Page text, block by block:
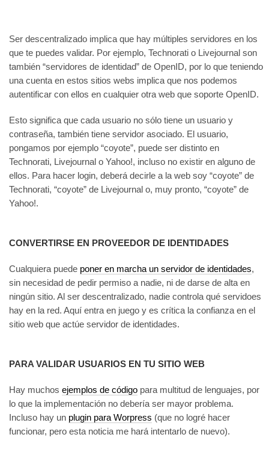
Ser descentralizado implica que hay múltiples servidores en los
que te puedes validar. Por ejemplo, Technorati o Livejournal son
también “servidores de identidad” de OpenID, por lo que teniendo
una cuenta en estos sitios webs implica que nos podemos
autentificar con ellos en cualquier otra web que soporte OpenID.
Esto significa que cada usuario no sólo tiene un usuario y
contraseña, también tiene servidor asociado. El usuario,
pongamos por ejemplo “coyote”, puede ser distinto en
Technorati, Livejournal o Yahoo!, incluso no existir en alguno de
ellos. Para hacer login, deberá decirle a la web soy “coyote” de
Technorati, “coyote” de Livejournal o, muy pronto, “coyote” de
Yahoo!.
CONVERTIRSE EN PROVEEDOR DE IDENTIDADES
Cualquiera puede poner en marcha un servidor de identidades,
sin necesidad de pedir permiso a nadie, ni de darse de alta en
ningún sitio. Al ser descentralizado, nadie controla qué servidoes
hay en la red. Aquí entra en juego y es crítica la confianza en el
sitio web que actúe servidor de identidades.
PARA VALIDAR USUARIOS EN TU SITIO WEB
Hay muchos ejemplos de código para multitud de lenguajes, por
lo que la implementación no debería ser mayor problema.
Incluso hay un plugin para Worpress (que no logré hacer
funcionar, pero esta noticia me hará intentarlo de nuevo).